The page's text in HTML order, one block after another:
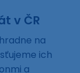
v ČR
na
ich
a